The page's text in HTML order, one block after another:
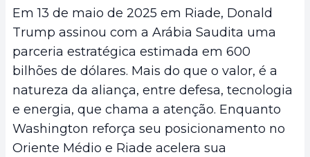
Em 13 de maio de 2025 em Riade, Donald
Trump assinou com a Arábia Saudita uma
parceria estratégica estimada em 600
bilhões de dólares. Mais do que o valor, é a
natureza da aliança, entre defesa, tecnologia
e energia, que chama a atenção. Enquanto
Washington reforça seu posicionamento no
Oriente Médio e Riade acelera sua